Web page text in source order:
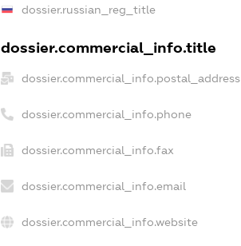
dossier.russian_reg_title
dossier.commercial_info.title
dossier.commercial_info.postal_address
dossier.commercial_info.phone
dossier.commercial_info.fax
dossier.commercial_info.email
dossier.commercial_info.website